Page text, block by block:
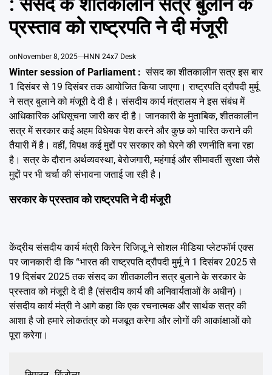
प्रस्ताव को राष्ट्रपति ने दी मंजूरी
on November 8, 2025 HNN 24x7 Desk
Winter session of Parliament : संसद का शीतकालीन सत्र इस बार
1 दिसंबर से 19 दिसंबर तक आयोजित किया जाएगा। राष्ट्रपति द्रौपदी मुर्मू
ने सत्र बुलाने को मंजूरी दे दी है। संसदीय कार्य मंत्रालय ने इस संबंध में
आधिकारिक अधिसूचना जारी कर दी है। जानकारी के मुताबिक, शीतकालीन
सत्र में सरकार कई अहम विधेयक पेश करने और कुछ को पारित कराने की
तैयारी में है। वहीं, विपक्ष कई मुद्दों पर सरकार को घेरने की रणनीति बना रहा
है। सत्र के दौरान अर्थव्यवस्था, बेरोजगारी, महंगाई और सीमावर्ती सुरक्षा जैसे
मुद्दों पर भी चर्चा की संभावना जताई जा रही है।
सरकार के प्रस्ताव को राष्ट्रपति ने दी मंजूरी
केंद्रीय संसदीय कार्य मंत्री किरेन रिजिजू ने सोशल मीडिया प्लेटफॉर्म एक्स
पर जानकारी दी कि “भारत की राष्ट्रपति द्रौपदी मुर्मू ने 1 दिसंबर 2025 से
19 दिसंबर 2025 तक संसद का शीतकालीन सत्र बुलाने के सरकार के
प्रस्ताव को मंजूरी दे दी है (संसदीय कार्य की अनिवार्यताओं के अधीन)।
संसदीय कार्य मंत्री ने आगे कहा कि एक रचनात्मक और सार्थक सत्र की
आशा है जो हमारे लोकतंत्र को मजबूत करेगा और लोगों की आकांक्षाओं को
पूरा करेगा।